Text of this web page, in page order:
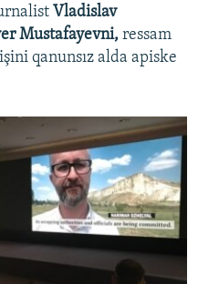
Vladislav
Mustafayevni, ressam
qanunsız alda apiske